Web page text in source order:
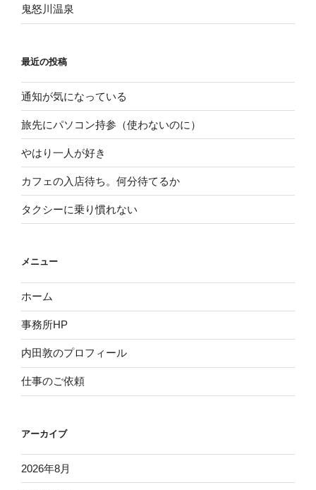
鬼怒川温泉
最近の投稿
通知が気になっている
旅先にパソコン持参（使わないのに）
やはり一人が好き
カフェの入店待ち。何分待てるか
タクシーに乗り慣れない
メニュー
ホーム
事務所HP
内田敦のプロフィール
仕事のご依頼
アーカイブ
2026年8月